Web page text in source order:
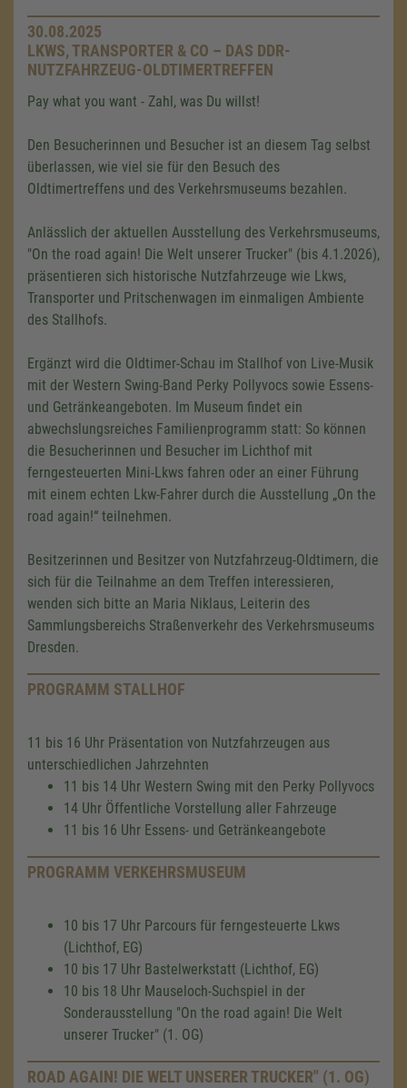
30.08.2025
LKWS, TRANSPORTER & CO – DAS DDR-
NUTZFAHRZEUG-OLDTIMERTREFFEN
Pay what you want - Zahl, was Du willst!
Den Besucherinnen und Besucher ist an diesem Tag selbst
überlassen, wie viel sie für den Besuch des
Oldtimertreffens und des Verkehrsmuseums bezahlen.
Anlässlich der aktuellen Ausstellung des Verkehrsmuseums,
"On the road again! Die Welt unserer Trucker" (bis 4.1.2026),
präsentieren sich historische Nutzfahrzeuge wie Lkws,
Transporter und Pritschenwagen im einmaligen Ambiente
des Stallhofs.
Ergänzt wird die Oldtimer-Schau im Stallhof von Live-Musik
mit der Western Swing-Band Perky Pollyvocs sowie Essens-
und Getränkeangeboten. Im Museum findet ein
abwechslungsreiches Familienprogramm statt: So können
die Besucherinnen und Besucher im Lichthof mit
ferngesteuerten Mini-Lkws fahren oder an einer Führung
mit einem echten Lkw-Fahrer durch die Ausstellung „On the
road again!“ teilnehmen.
Besitzerinnen und Besitzer von Nutzfahrzeug-Oldtimern, die
sich für die Teilnahme an dem Treffen interessieren,
wenden sich bitte an Maria Niklaus, Leiterin des
Sammlungsbereichs Straßenverkehr des Verkehrsmuseums
Dresden.
PROGRAMM STALLHOF
11 bis 16 Uhr Präsentation von Nutzfahrzeugen aus
unterschiedlichen Jahrzehnten
11 bis 14 Uhr Western Swing mit den Perky Pollyvocs
14 Uhr Öffentliche Vorstellung aller Fahrzeuge
11 bis 16 Uhr Essens- und Getränkeangebote
PROGRAMM VERKEHRSMUSEUM
10 bis 17 Uhr Parcours für ferngesteuerte Lkws
(Lichthof, EG)
10 bis 17 Uhr Bastelwerkstatt (Lichthof, EG)
10 bis 18 Uhr Mauseloch-Suchspiel in der
Sonderausstellung "On the road again! Die Welt
unserer Trucker" (1. OG)
ROAD AGAIN! DIE WELT UNSERER TRUCKER" (1. OG)